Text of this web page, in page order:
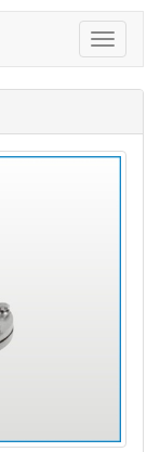
Toggle